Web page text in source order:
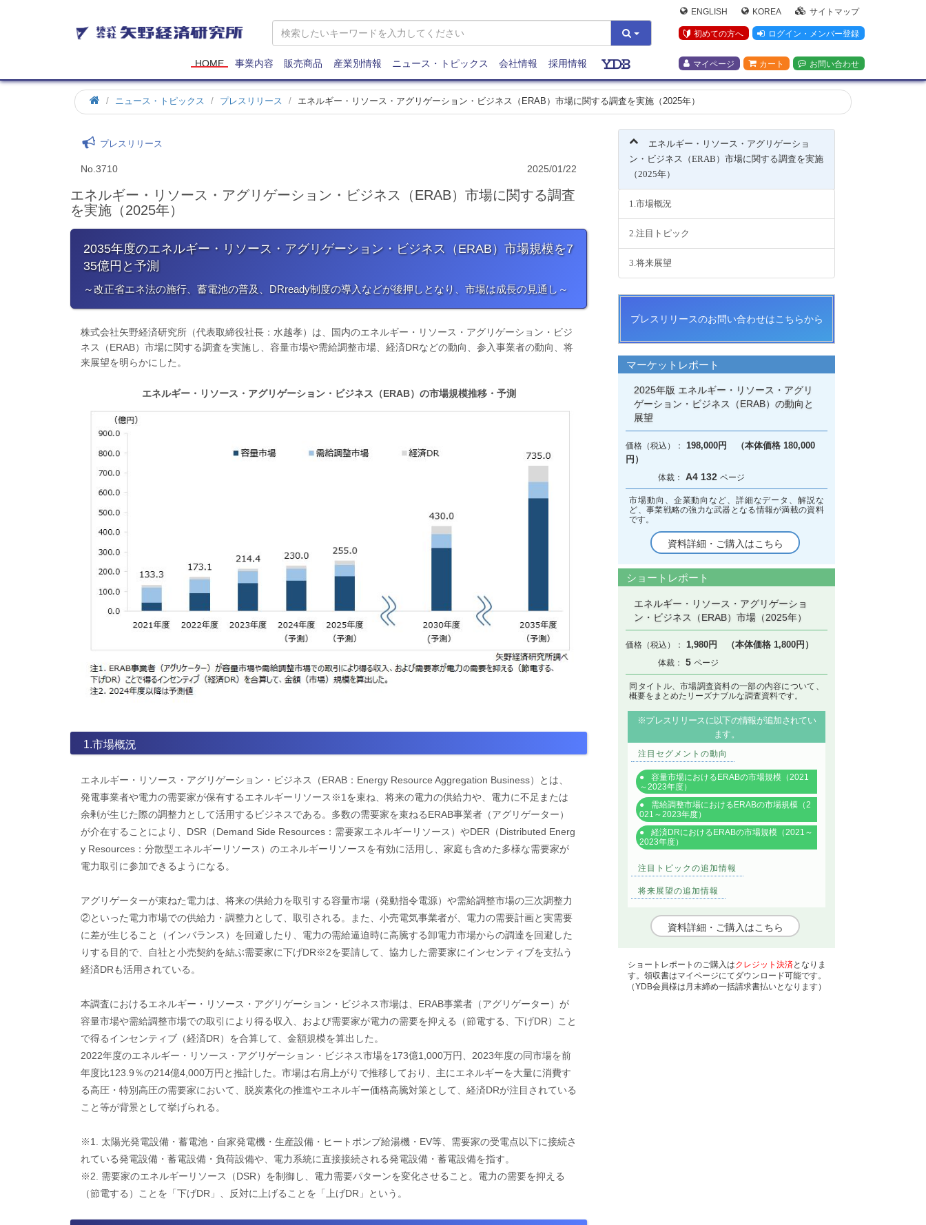
矢
野
研
究
所
ENGLISH KOREA サイトマップ
初めての方へ ログイン・メンバー登録
マイページ カート お問い合わせ
HOME 事業内容 販売商品 産業別情報 ニュース・トピックス 会社情報 採用情報
ニュース・トピックス プレスリリース エネルギー・リソース・アグリゲーション・ビジネス（ERAB）市場に関する調査を実施（2025年）
プレスリリース
No.3710 2025/01/22
エネルギー・リソース・アグリゲーション・ビジネス（ERAB）市場に関する調査
を実施（2025年）
2035年度のエネルギー・リソース・アグリゲーション・ビジネス（ERAB）市場規模を7
35億円と予測
～改正省エネ法の施行、蓄電池の普及、DRready制度の導入などが後押しとなり、市場は成長の見通し～
株式会社矢野経済研究所（代表取締役社長：水越孝）は、国内のエネルギー・リソース・アグリゲーション・ビジ
ネス（ERAB）市場に関する調査を実施し、容量市場や需給調整市場、経済DRなどの動向、参入事業者の動向、将
来展望を明らかにした。
エネルギー・リソース・アグリゲーション・ビジネス（ERAB）の市場規模推移・予測
1.市場概況
エネルギー・リソース・アグリゲーション・ビジネス（ERAB：Energy Resource Aggregation Business）とは、
発電事業者や電力の需要家が保有するエネルギーリソース※1を束ね、将来の電力の供給力や、電力に不足または
余剰が生じた際の調整力として活用するビジネスである。多数の需要家を束ねるERAB事業者（アグリゲーター）
が介在することにより、DSR（Demand Side Resources：需要家エネルギーリソース）やDER（Distributed Energ
y Resources：分散型エネルギーリソース）のエネルギーリソースを有効に活用し、家庭も含めた多様な需要家が
電力取引に参加できるようになる。
アグリゲーターが束ねた電力は、将来の供給力を取引する容量市場（発動指令電源）や需給調整市場の三次調整力
②といった電力市場での供給力・調整力として、取引される。また、小売電気事業者が、電力の需要計画と実需要
に差が生じること（インバランス）を回避したり、電力の需給逼迫時に高騰する卸電力市場からの調達を回避した
りする目的で、自社と小売契約を結ぶ需要家に下げDR※2を要請して、協力した需要家にインセンティブを支払う
経済DRも活用されている。
本調査におけるエネルギー・リソース・アグリゲーション・ビジネス市場は、ERAB事業者（アグリゲーター）が
容量市場や需給調整市場での取引により得る収入、および需要家が電力の需要を抑える（節電する、下げDR）こと
で得るインセンティブ（経済DR）を合算して、金額規模を算出した。
2022年度のエネルギー・リソース・アグリゲーション・ビジネス市場を173億1,000万円、2023年度の同市場を前
年度比123.9％の214億4,000万円と推計した。市場は右肩上がりで推移しており、主にエネルギーを大量に消費す
る高圧・特別高圧の需要家において、脱炭素化の推進やエネルギー価格高騰対策として、経済DRが注目されている
こと等が背景として挙げられる。
※1. 太陽光発電設備・蓄電池・自家発電機・生産設備・ヒートポンプ給湯機・EV等、需要家の受電点以下に接続さ
れている発電設備・蓄電設備・負荷設備や、電力系統に直接接続される発電設備・蓄電設備を指す。
​※2. 需要家のエネルギーリソース（DSR）を制御し、電力需要パターンを変化させること。電力の需要を抑える
（節電する）ことを「下げDR」、反対に上げることを「上げDR」という。
エネルギー・リソース・アグリゲーショ
ン・ビジネス（ERAB）市場に関する調査を実施
（2025年）
1.市場概況
2.注目トピック
3.将来展望
プレスリリースのお問い合わせはこちらから
マーケットレポート
2025年版 エネルギー・リソース・アグリ
ゲーション・ビジネス（ERAB）の動向と
展望
198,000円 （本体価格 180,000
円）
A4 132
市場動向、企業動向など、詳細なデータ、解説な
ど、事業戦略の強力な武器となる情報が満載の資料
です。
資料詳細・ご購入はこちら
ショートレポート
エネルギー・リソース・アグリゲーショ
ン・ビジネス（ERAB）市場（2025年）
1,980円 （本体価格 1,800円）
5
同タイトル、市場調査資料の一部の内容について、
概要をまとめたリーズナブルな調査資料です。
※プレスリリースに以下の情報が追加されてい
ます。
注目セグメントの動向
容量市場におけるERABの市場規模（2021
～2023年度）
需給調整市場におけるERABの市場規模（2
021～2023年度）
経済DRにおけるERABの市場規模（2021～
2023年度）
注目トピックの追加情報
将来展望の追加情報
資料詳細・ご購入はこちら
ショートレポートのご購入はクレジット決済となりま
す。領収書はマイページにてダウンロード可能です。
（YDB会員様は月末締め一括請求書払いとなります）